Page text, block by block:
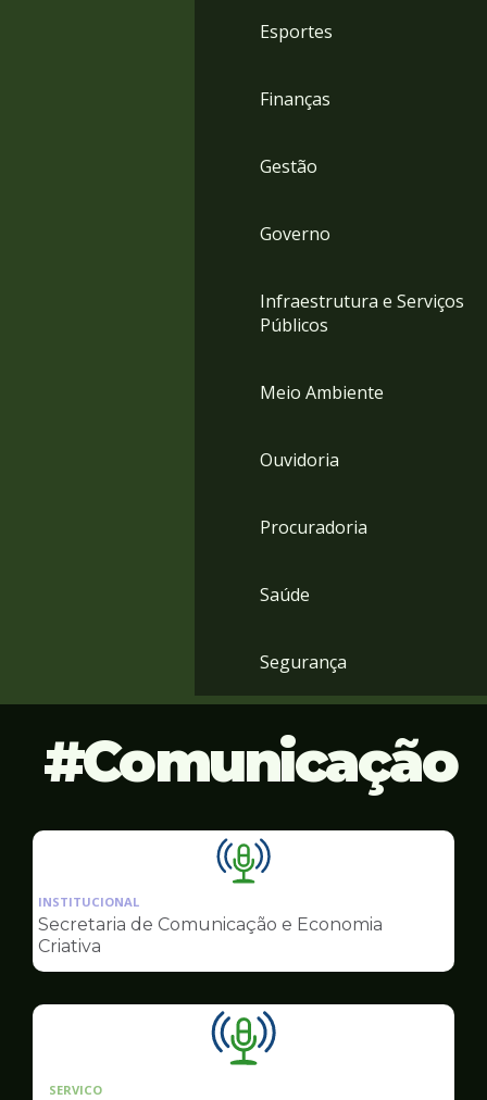
Esportes
Finanças
Gestão
Governo
Infraestrutura e Serviços
Públicos
Meio Ambiente
Ouvidoria
Procuradoria
Saúde
Segurança
Comunicação
Ilustração
pagina
Comunicação
INSTITUCIONAL
Secretaria de Comunicação e Economia
Criativa
SERVICO